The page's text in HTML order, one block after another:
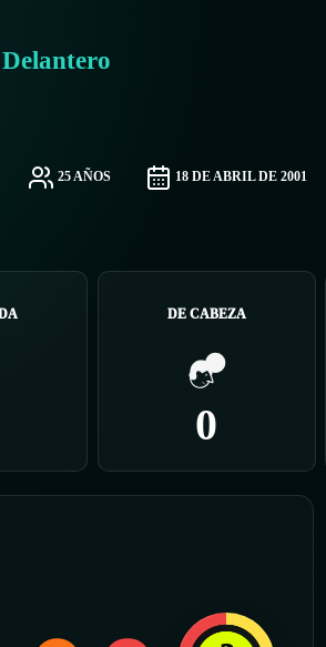
Delantero
25 AÑOS 18 DE ABRIL DE 2001
DE CABEZA
0